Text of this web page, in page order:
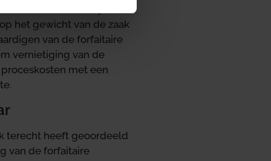
het gewicht van de zaak
van de forfaitaire
vernietiging van de
met een
terecht heeft geoordeeld
van de forfaitaire